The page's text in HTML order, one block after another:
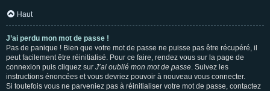
Haut
J’ai perdu mon mot de passe !
Pas de panique ! Bien que votre mot de passe ne puisse pas être récupéré, il
peut facilement être réinitialisé. Pour ce faire, rendez vous sur la page de
connexion puis cliquez sur J’ai oublié mon mot de passe. Suivez les
instructions énoncées et vous devriez pouvoir à nouveau vous connecter.
Si toutefois vous ne parveniez pas à réinitialiser votre mot de passe, contactez